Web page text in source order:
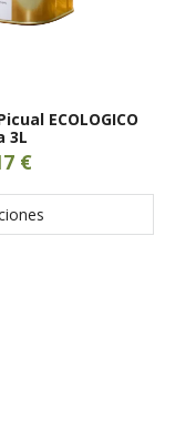
ECOLOGICO
3L
€